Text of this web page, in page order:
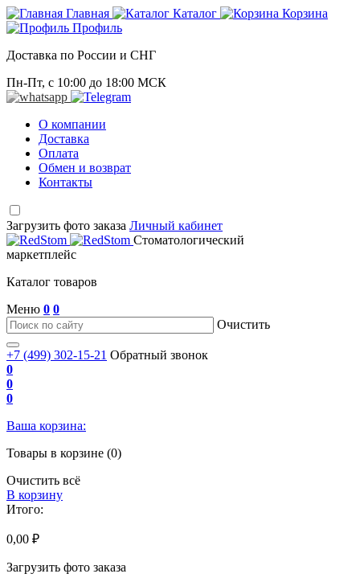
Главная Каталог
Корзина
Профиль
Доставка по России и СНГ
Пн-Пт, с 10:00 до 18:00 МСК
О компании
Доставка
Оплата
Обмен и возврат
Контакты
Загрузить фото заказа Личный кабинет
Стоматологический
маркетплейс
Каталог товаров
Меню 0 0
Очистить
+7 (499) 302-15-21 Обратный звонок
0
0
0
Ваша корзина:
Товары в корзине (0)
Очистить всё
В корзину
Итого:
0,00 ₽
Загрузить фото заказа